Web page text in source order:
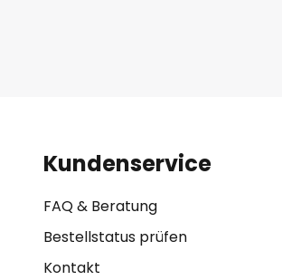
Kundenservice
FAQ & Beratung
Bestellstatus prüfen
Kontakt